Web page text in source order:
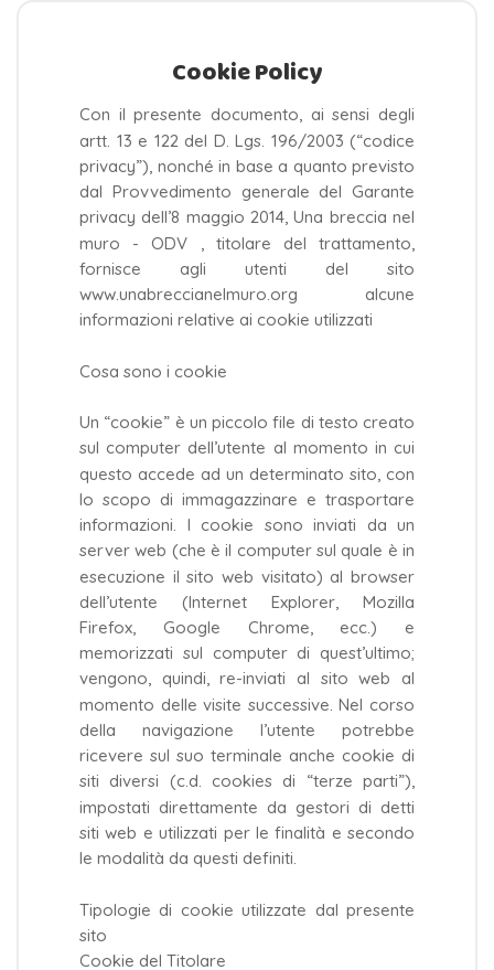
Cookie Policy
Con il presente documento, ai sensi degli
artt. 13 e 122 del D. Lgs. 196/2003 (“codice
privacy”), nonché in base a quanto previsto
dal Provvedimento generale del Garante
privacy dell’8 maggio 2014, Una breccia nel
muro - ODV , titolare del trattamento,
fornisce agli utenti del sito
www.unabreccianelmuro.org alcune
informazioni relative ai cookie utilizzati
Cosa sono i cookie
Un “cookie” è un piccolo file di testo creato
sul computer dell’utente al momento in cui
questo accede ad un determinato sito, con
lo scopo di immagazzinare e trasportare
informazioni. I cookie sono inviati da un
server web (che è il computer sul quale è in
esecuzione il sito web visitato) al browser
dell’utente (Internet Explorer, Mozilla
Firefox, Google Chrome, ecc.) e
memorizzati sul computer di quest’ultimo;
vengono, quindi, re-inviati al sito web al
momento delle visite successive. Nel corso
della navigazione l’utente potrebbe
ricevere sul suo terminale anche cookie di
siti diversi (c.d. cookies di “terze parti”),
impostati direttamente da gestori di detti
siti web e utilizzati per le finalità e secondo
le modalità da questi definiti.
Tipologie di cookie utilizzate dal presente
sito
Cookie del Titolare